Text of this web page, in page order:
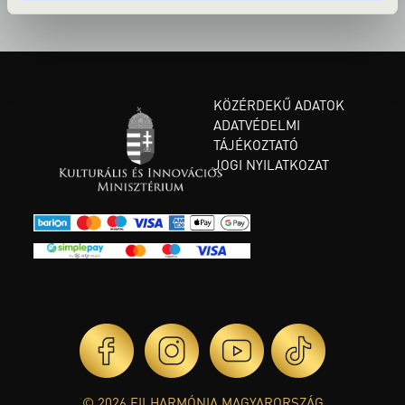
KÖZÉRDEKŰ ADATOK
ADATVÉDELMI
TÁJÉKOZTATÓ
JOGI NYILATKOZAT